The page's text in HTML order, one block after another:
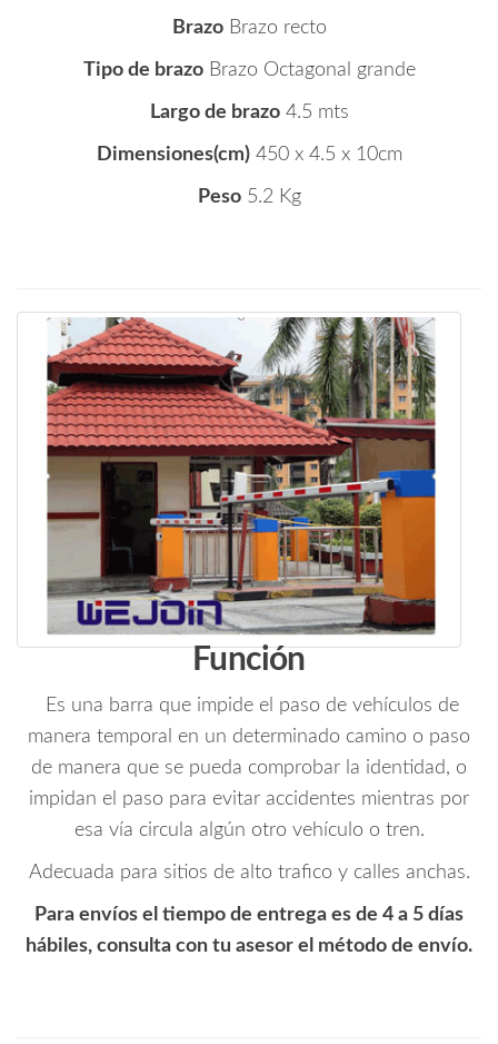
BrazoBrazo recto
Tipo de brazoBrazo Octagonal grande
Largo de brazo4.5 mts
Dimensiones(cm)450 x 4.5 x 10cm
Peso5.2 Kg
Función
Es una barra que impide el paso de vehículos de
manera temporal en un determinado camino o paso
de manera que se pueda comprobar la identidad, o
impidan el paso para evitar accidentes mientras por
esa vía circula algún otro vehículo o tren.
Adecuada para sitios de alto trafico y calles anchas.
Para envíos el tiempo de entrega es de 4 a 5 días
hábiles, consulta con tu asesor el método de envío.